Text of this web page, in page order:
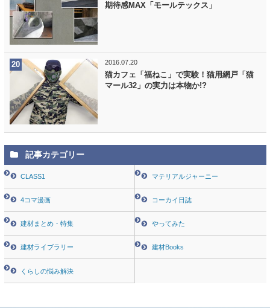
期待感MAX「モールテックス」
2016.07.20
猫カフェ「福ねこ」で実験！猫用網戸「猫
マール32」の実力は本物か!?
記事カテゴリー
CLASS1 マテリアルジャーニー
4コマ漫画 コーカイ日誌
建材まとめ・特集 やってみた
建材ライブラリー 建材Books
くらしの悩み解決